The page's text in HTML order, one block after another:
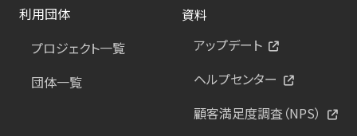
利用団体
プロジェクト一覧
団体一覧
資料
アップデート
ヘルプセンター
顧客満足度調査（NPS）